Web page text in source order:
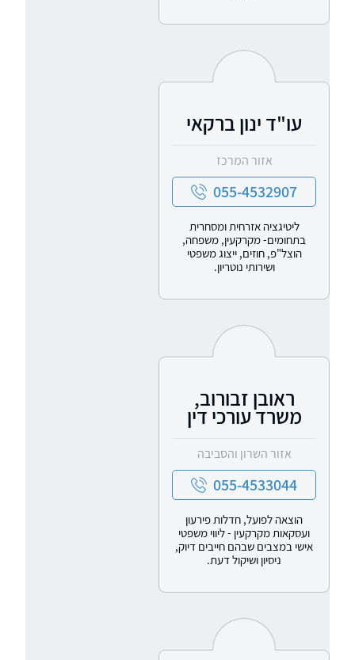
עו"ד ינון ברקאי
אזור המרכז
055-4532907
ליטיגציה אזרחית ומסחרית
בתחומים- מקרקעין, משפחה,
הוצל"פ, חוזים, ייצוג משפטי
ושירותי נוטריון.
ראובן זבורוב,
משרד עורכי דין
אזור השרון והסביבה
055-4533044
הוצאה לפועל, חדלות פירעון
ועסקאות מקרקעין - ליווי משפטי
אישי במצבים שבהם חייבים דיוק,
ניסיון ושיקול דעת.